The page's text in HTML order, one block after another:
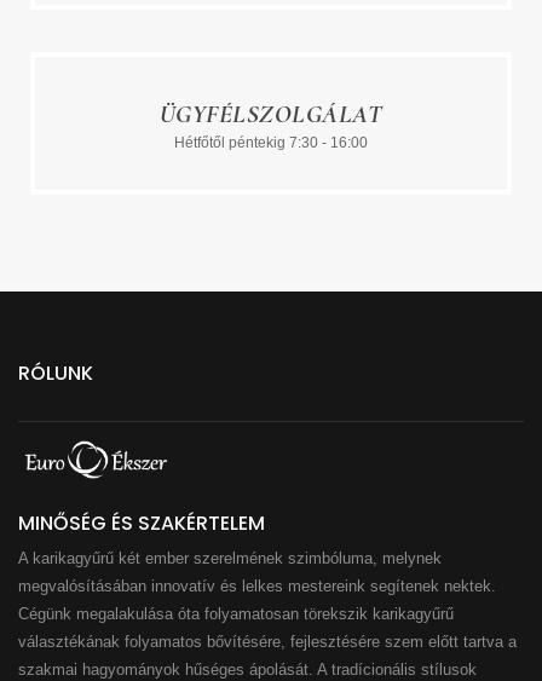
ÜGYFÉLSZOLGÁLAT
Hétfőtől péntekig 7:30 - 16:00
RÓLUNK
MINŐSÉG ÉS SZAKÉRTELEM
A karikagyűrű két ember szerelmének szimbóluma, melynek
megvalósításában innovatív és lelkes mestereink segítenek nektek.
Cégünk megalakulása óta folyamatosan törekszik karikagyűrű
választékának folyamatos bővítésére, fejlesztésére szem előtt tartva a
szakmai hagyományok hűséges ápolását. A tradícionális stílusok